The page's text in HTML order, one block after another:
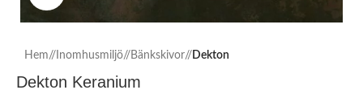
Hem/ Inomhusmiljö/ Bänkskivor/ Dekton
Dekton Keranium